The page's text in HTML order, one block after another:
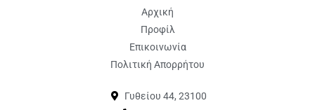
Αρχική
Προφίλ
Επικοινωνία
Πολιτική Απορρήτου
Γυθείου 44, 23100